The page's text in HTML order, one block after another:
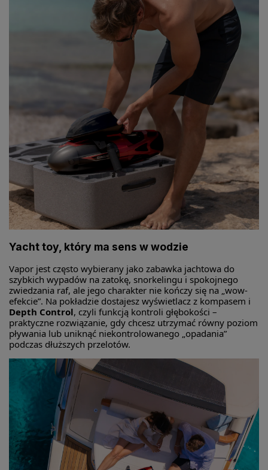
Yacht toy, który ma sens w wodzie
Vapor jest często wybierany jako zabawka jachtowa do
szybkich wypadów na zatokę, snorkelingu i spokojnego
zwiedzania raf, ale jego charakter nie kończy się na „wow-
efekcie”. Na pokładzie dostajesz wyświetlacz z kompasem i
Depth Control, czyli funkcją kontroli głębokości –
praktyczne rozwiązanie, gdy chcesz utrzymać równy poziom
pływania lub uniknąć niekontrolowanego „opadania”
podczas dłuższych przelotów.